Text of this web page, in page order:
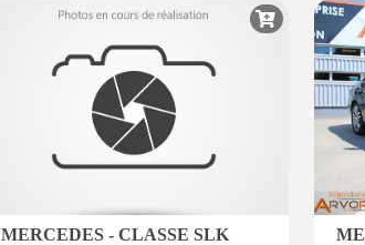
MERCEDES - CLASSE SLK